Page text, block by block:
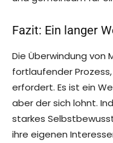
Fazit: Ein langer
Die Überwindung von
fortlaufender
erfordert. Es ist ein
aber der sich lohnt.
starkes
ihre eigenen